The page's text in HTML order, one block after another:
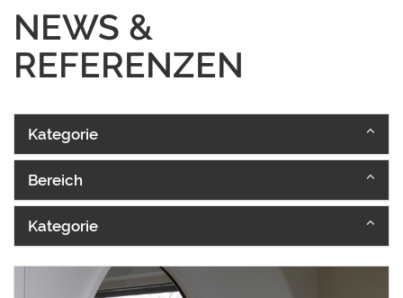
NEWS &
REFERENZEN
Kategorie
Bereich
Kategorie